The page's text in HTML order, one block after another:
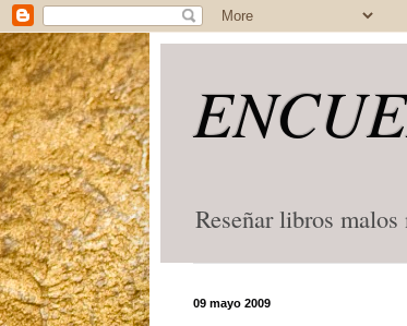
Reseñar libros
09 mayo 2009